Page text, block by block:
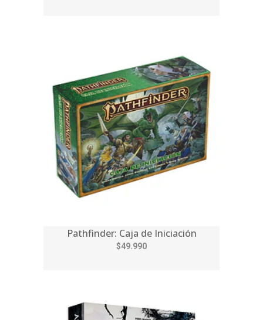
Pathfinder: Caja de Iniciación
$49.990